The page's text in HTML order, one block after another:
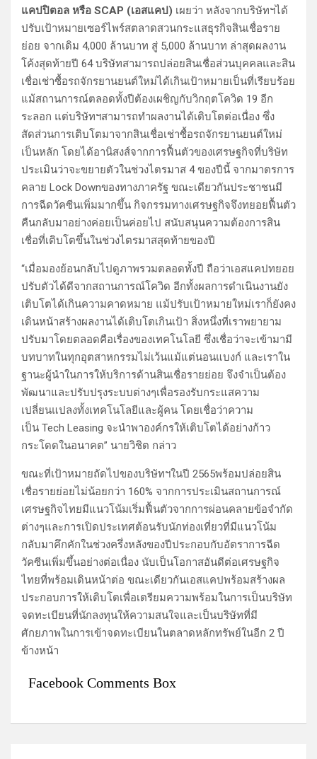
แคปปิตอล หรือ SCAP (เอสแคป) เผยว่า หลังจากบริษัทฯได้
ปรับเป้าหมายเซอร์ไพร์สตลาดสวนกระแสธุรกิจสินเชื่อราย
ย่อย จากเดิม 4,000 ล้านบาท สู่ 5,000 ล้านบาท ล่าสุดผลงาน
โค้งสุดท้ายปี 64 บริษัทสามารถปล่อยสินเชื่อส่วนบุคคลและสิน
เชื่อเช่าซื้อรถจักรยานยนต์ใหม่ได้เกินเป้าหมายเป็นที่เรียบร้อย
แม้สถานการณ์ตลอดทั้งปีต้องเผชิญกับวิกฤตโควิด 19 อีก
ระลอก แต่บริษัทฯสามารถทำผลงานได้เติบโตต่อเนื่อง ซึ่ง
สัดส่วนการเติบโตมาจากสินเชื่อเช่าซื้อรถจักรยานยนต์ใหม่
เป็นหลัก โดยได้อานิสงส์จากการฟื้นตัวของเศรษฐกิจที่บริษัท
ประเมินว่าจะขยายตัวในช่วงไตรมาส 4 ของปีนี้ จากมาตรการ
คลาย Lock Downของทางภาครัฐ ขณะเดียวกันประชาชนมี
การฉีดวัคซีนเพิ่มมากขึ้น กิจกรรมทางเศรษฐกิจจึงทยอยฟื้นตัว
คืนกลับมาอย่างค่อยเป็นค่อยไป สนับสนุนความต้องการสิน
เชื่อที่เติบโตขึ้นในช่วงไตรมาสสุดท้ายของปี
“เมื่อมองย้อนกลับไปดูภาพรวมตลอดทั้งปี ถือว่าเอสแคปทยอย
ปรับตัวได้ดีจากสถานการณ์โควิด อีกทั้งผลการดำเนินงานยัง
เติบโตได้เกินความคาดหมาย แม้ปรับเป้าหมายใหม่เราก็ยังคง
เดินหน้าสร้างผลงานได้เติบโตเกินเป้า สิ่งหนึ่งที่เราพยายาม
ปรับมาโดยตลอดคือเรื่องของเทคโนโลยี ซึ่งเชื่อว่าจะเข้ามามี
บทบาทในทุกอุตสาหกรรมไม่เว้นแม้แต่นอนแบงก์ และเราใน
ฐานะผู้นำในการให้บริการด้านสินเชื่อรายย่อย จึงจำเป็นต้อง
พัฒนาและปรับปรุงระบบต่างๆเพื่อรองรับกระแสความ
เปลี่ยนแปลงทั้งเทคโนโลยีและผู้คน โดยเชื่อว่าความ
เป็น Tech Leasing จะนำพาองค์กรให้เติบโตได้อย่างก้าว
กระโดดในอนาคต” นายวิชิต กล่าว
ขณะที่เป้าหมายถัดไปของบริษัทฯในปี 2565พร้อมปล่อยสิน
เชื่อรายย่อยไม่น้อยกว่า 160% จากการประเมินสถานการณ์
เศรษฐกิจไทยมีแนวโน้มเริ่มฟื้นตัวจากการผ่อนคลายข้อจำกัด
ต่างๆและการเปิดประเทศต้อนรับนักท่องเที่ยวที่มีแนวโน้ม
กลับมาคึกคักในช่วงครึ่งหลังของปีประกอบกับอัตราการฉีด
วัคซีนเพิ่มขึ้นอย่างต่อเนื่อง นับเป็นโอกาสอันดีต่อเศรษฐกิจ
ไทยที่พร้อมเดินหน้าต่อ ขณะเดียวกันเอสแคปพร้อมสร้างผล
ประกอบการให้เติบโตเพื่อเตรียมความพร้อมในการเป็นบริษัท
จดทะเบียนที่นักลงทุนให้ความสนใจและเป็นบริษัทที่มี
ศักยภาพในการเข้าจดทะเบียนในตลาดหลักทรัพย์ในอีก 2 ปี
ข้างหน้า
Facebook Comments Box